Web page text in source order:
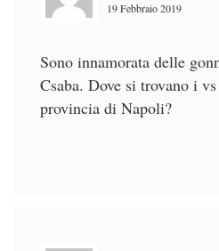
19 Febbraio 2019
Sono innamorata delle
Csaba. Dove si trovano i
provincia di Napoli?